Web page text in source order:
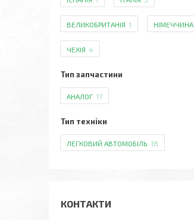
ВЕЛИКОБРИТАНІЯ 1 НІМЕЧЧИНА
ЧЕХІЯ 4
Тип запчастини
АНАЛОГ 17
Тип техніки
ЛЕГКОВИЙ АВТОМОБІЛЬ 18
КОНТАКТИ